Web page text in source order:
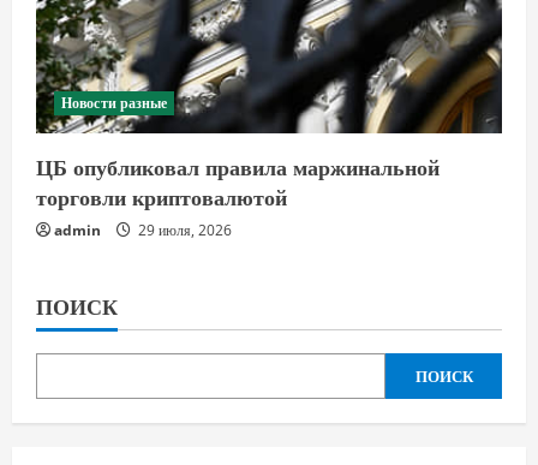
Новости разные
ЦБ опубликовал правила маржинальной
торговли криптовалютой
admin 29 июля, 2026
ПОИСК
ПОИСК